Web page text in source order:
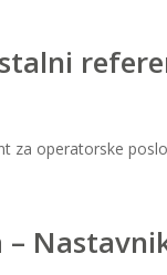
za operatorske